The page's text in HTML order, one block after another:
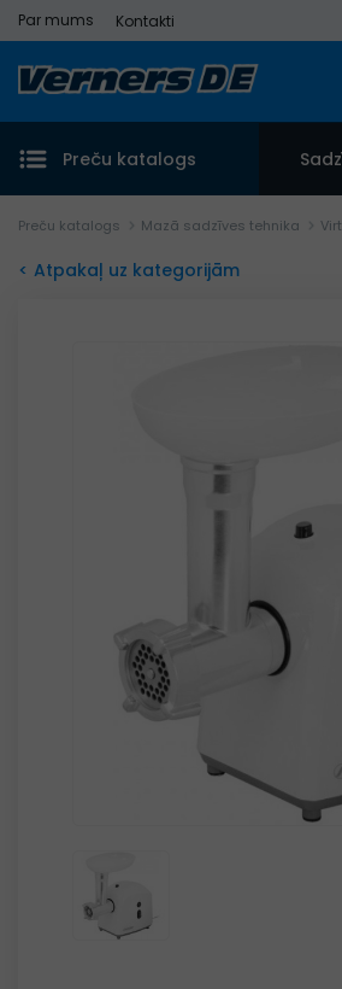
Par mums Kontakti
Preču katalogs
Preču katalogs Mazā sadzīves tehnika
< Atpakaļ uz kategorijām